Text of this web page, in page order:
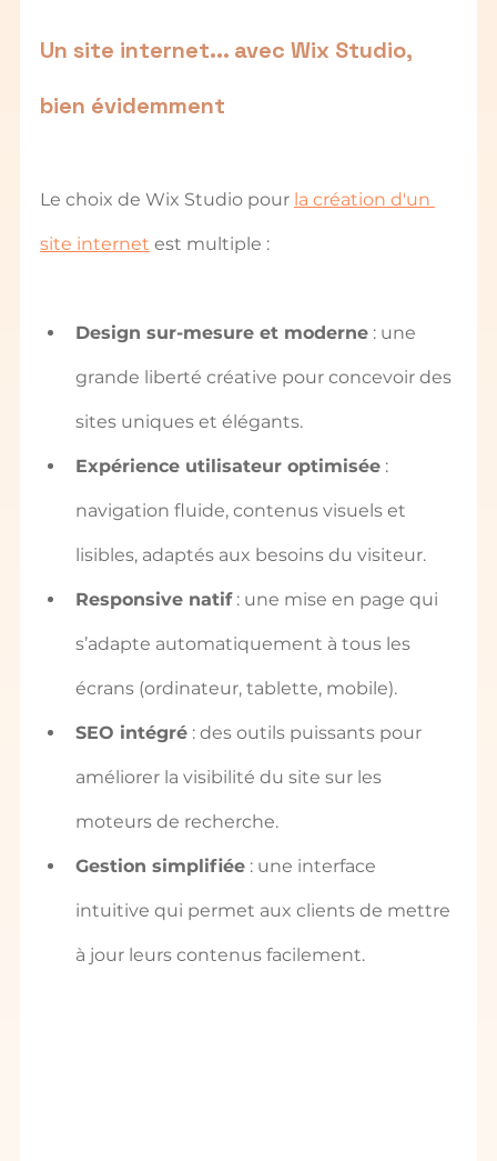
Un site internet... avec Wix Studio,
bien évidemment
Le choix de Wix Studio pour la création d'un
site internet est multiple :
Design sur-mesure et moderne : une
grande liberté créative pour concevoir des
sites uniques et élégants.
Expérience utilisateur optimisée :
navigation fluide, contenus visuels et
lisibles, adaptés aux besoins du visiteur.
Responsive natif : une mise en page qui
s’adapte automatiquement à tous les
écrans (ordinateur, tablette, mobile).
SEO intégré : des outils puissants pour
améliorer la visibilité du site sur les
moteurs de recherche.
Gestion simplifiée : une interface
intuitive qui permet aux clients de mettre
à jour leurs contenus facilement.